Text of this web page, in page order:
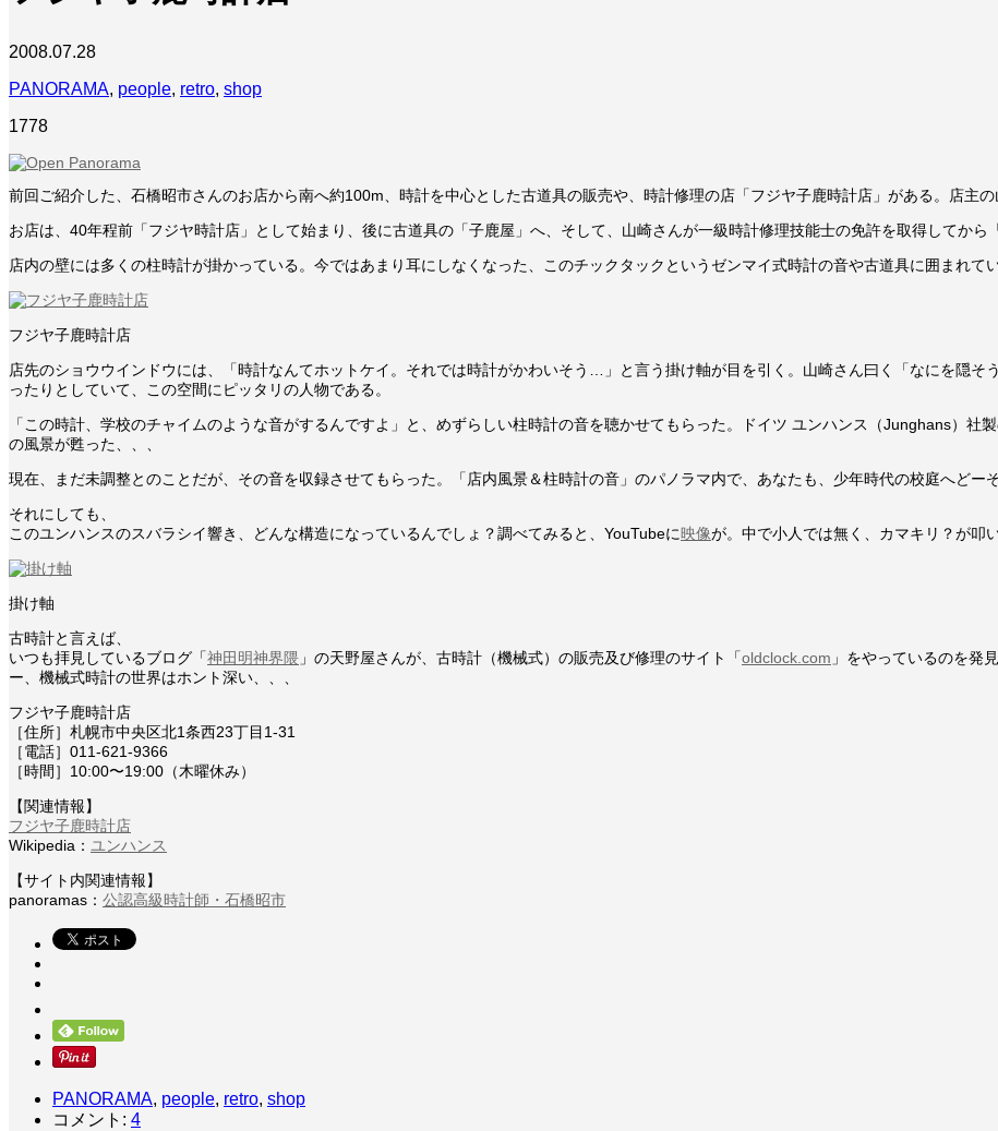
2008.07.28
PANORAMA, people, retro, shop
1778
前回ご紹介した、石橋昭市さんのお店から南へ約100m、時計を中心とした古道具の販売や、時計修理の店「フジヤ子鹿時計店」がある。店主
お店は、40年程前「フジヤ時計店」として始まり、後に古道具の「子鹿屋」へ、そして、山崎さんが一級時計修理技能士の免許を取得してから
店内の壁には多くの柱時計が掛かっている。今ではあまり耳にしなくなった、このチックタックというゼンマイ式時計の音や古道具に囲まれて
フジヤ子鹿時計店
店先のショウウインドウには、「時計なんてホットケイ。それでは時計がかわいそう…」と言う掛け軸が目を引く。山崎さん曰く「なにを隠そ
ったりとしていて、この空間にピッタリの人物である。
「この時計、学校のチャイムのような音がするんですよ」と、めずらしい柱時計の音を聴かせてもらった。ドイツ ユンハンス（Junghans）社
の風景が甦った、、、
現在、まだ未調整とのことだが、その音を収録させてもらった。「店内風景＆柱時計の音」のパノラマ内で、あなたも、少年時代の校庭へどーぞ
それにしても、
このユンハンスのスバラシイ響き、どんな構造になっているんでしょ？調べてみると、YouTubeに映像が。中で小人では無く、カマキリ？が叩
掛け軸
古時計と言えば、
いつも拝見しているブログ「神田明神界隈 」の天野屋さんが、古時計（機械式）の販売及び修理のサイト「oldclock.com 」をやっているのを発
ー、機械式時計の世界はホント深い、、、
フジヤ子鹿時計店
［住所］札幌市中央区北1条西23丁目1-31
［電話］011-621-9366
［時間］10:00〜19:00（木曜休み）
【関連情報】
フジヤ子鹿時計店
Wikipedia： ユンハンス
【サイト内関連情報】
panoramas： 公認高級時計師・石橋昭市
PANORAMA, people, retro, shop
コメント: 4